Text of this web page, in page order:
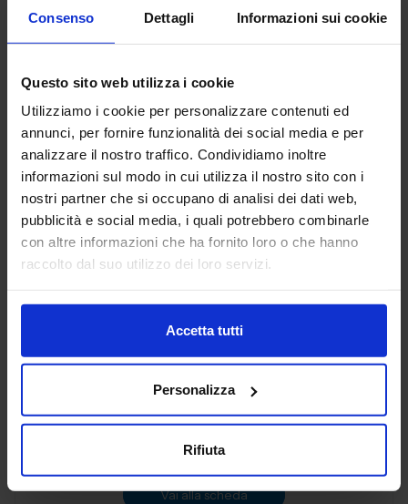
Consenso Dettagli Informazioni sui cookie
Questo sito web utilizza i cookie
Utilizziamo i cookie per personalizzare contenuti ed
annunci, per fornire funzionalità dei social media e per
analizzare il nostro traffico. Condividiamo inoltre
informazioni sul modo in cui utilizza il nostro sito con i
nostri partner che si occupano di analisi dei dati web,
pubblicità e social media, i quali potrebbero combinarle
con altre informazioni che ha fornito loro o che hanno
raccolto dal suo utilizzo dei loro servizi.
Accetta tutti
Personalizza
Rifiuta
Fondata nel 1968, ADACI ha costituito fin dalle sue origini
Padiglione:Centro servizi
Aggiungi ai preferiti
Vai alla scheda
BELLINI SPA
specializzata nella produzione di oli lubrificanti ad alte
prestazioni, sviluppati per rispondere alle esigenze più
Padiglione:Pad. 14Stand:F02
Aggiungi ai preferiti
Vai alla scheda